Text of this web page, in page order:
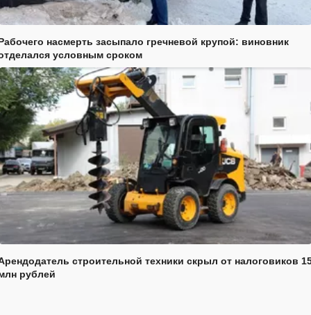
насмерть засыпало гречневой крупой: виновник
условным сроком
строительной техники скрыл от налоговиков
рублей